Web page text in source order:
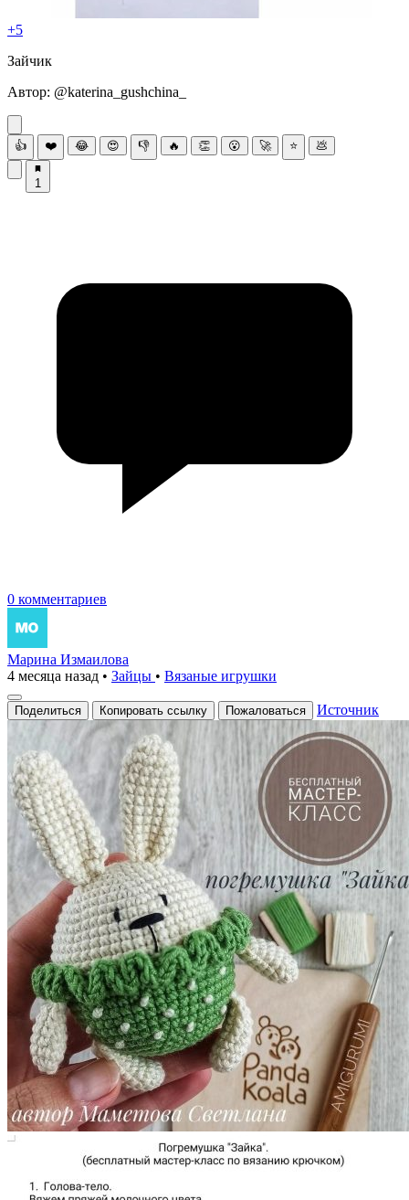
+5
Зaйчик
Автоp: @kаtеrina_gushсhina_
👍 ❤️ 😂 😍 👎 🔥 👏 😮 🚀 ⭐ 💩
1
0 комментариев
Марина Измаилова
4 месяца назад • Зайцы • Вязаные игрушки
Поделиться Копировать ссылку Пожаловаться Источник